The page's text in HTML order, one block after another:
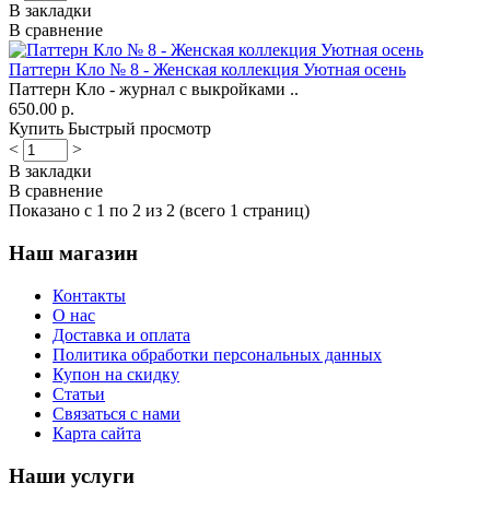
В закладки
В сравнение
Паттерн Кло № 8 - Женская коллекция Уютная осень
Паттерн Кло - журнал с выкройками ..
650.00 р.
Купить Быстрый просмотр
<
>
В закладки
В сравнение
Показано с 1 по 2 из 2 (всего 1 страниц)
Наш магазин
Контакты
О нас
Доставка и оплата
Политика обработки персональных данных
Купон на скидку
Статьи
Связаться с нами
Карта сайта
Наши услуги